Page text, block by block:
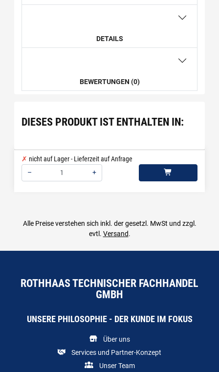
DETAILS
BEWERTUNGEN (0)
DIESES PRODUKT IST ENTHALTEN IN:
nicht auf Lager - Lieferzeit auf Anfrage
–
+
Alle Preise verstehen sich inkl. der gesetzl. MwSt und zzgl.
evtl. Versand.
ROTHHAAS TECHNISCHER FACHHANDEL
GMBH
UNSERE PHILOSOPHIE - DER KUNDE IM FOKUS
Über uns
Services und Partner-Konzept
Unser Team